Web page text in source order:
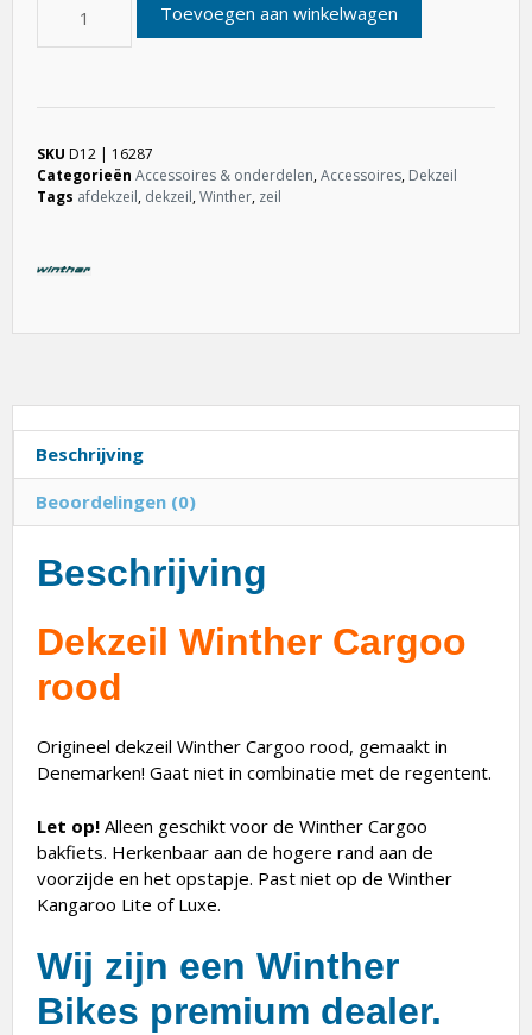
Toevoegen aan winkelwagen
SKU D12 | 16287
Categorieën Accessoires & onderdelen,Accessoires, Dekzeil
Tags afdekzeil, dekzeil,Winther, zeil
Beschrijving
Beoordelingen (0)
Beschrijving
Dekzeil Winther Cargoo
rood
Origineel dekzeil Winther Cargoo rood, gemaakt in
Denemarken! Gaat niet in combinatie met de regentent.
Let op! Alleen geschikt voor de Winther Cargoo
bakfiets. Herkenbaar aan de hogere rand aan de
voorzijde en het opstapje. Past niet op de Winther
Kangaroo Lite of Luxe.
Wij zijn een Winther
Bikes premium dealer.